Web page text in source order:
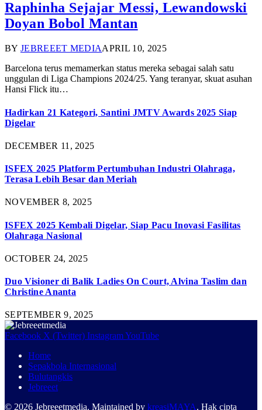
Raphinha Sejajar Messi, Lewandowski
Doyan Bobol Mantan
BY JEBREEET MEDIAAPRIL 10, 2025
Barcelona terus memamerkan status mereka sebagai salah satu
unggulan di Liga Champions 2024/25. Yang teranyar, skuat asuhan
Hansi Flick itu…
Hadirkan 21 Kategori, Santini JMTV Awards 2025 Siap
Digelar
DECEMBER 11, 2025
ISFEX 2025 Platform Pertumbuhan Industri Olahraga,
Terasa Lebih Besar dan Meriah
NOVEMBER 8, 2025
ISFEX 2025 Kembali Digelar, Siap Pacu Inovasi Fasilitas
Olahraga Nasional
OCTOBER 24, 2025
Duo Visioner di Balik Ladies On Court, Alvina Taslim dan
Christine Ananta
SEPTEMBER 9, 2025
Facebook X (Twitter) InstagramYouTube
Home
Sepakbola Internasional
Bulutangkis
Jebreeet
© 2026 Jebreeetmedia. Maintained by kreasiMAYA. Hak cipta